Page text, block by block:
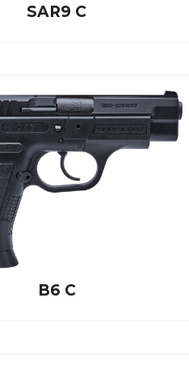
SAR9 C
B6 C